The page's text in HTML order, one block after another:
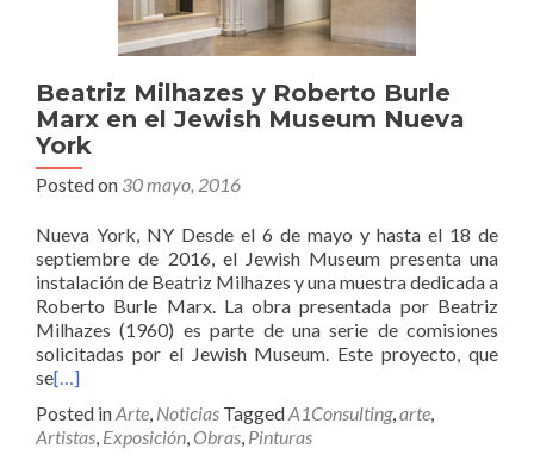
Beatriz Milhazes y Roberto Burle
Marx en el Jewish Museum Nueva
York
Posted on 30 mayo, 2016
Nueva York, NY Desde el 6 de mayo y hasta el 18 de
septiembre de 2016, el Jewish Museum presenta una
instalación de Beatriz Milhazes y una muestra dedicada a
Roberto Burle Marx. La obra presentada por Beatriz
Milhazes (1960) es parte de una serie de comisiones
solicitadas por el Jewish Museum. Este proyecto, que
se[…]
Posted inArte, Noticias TaggedA1Consulting,arte,
Artistas, Exposición, Obras, Pinturas